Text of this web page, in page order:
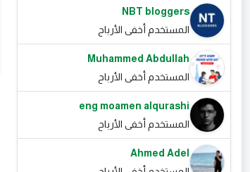
NBT bloggers
المستخدم أخفى الأرباح
Muhammed Abdullah
المستخدم أخفى الأرباح
eng moamen alqurashi
المستخدم أخفى الأرباح
Ahmed Adel